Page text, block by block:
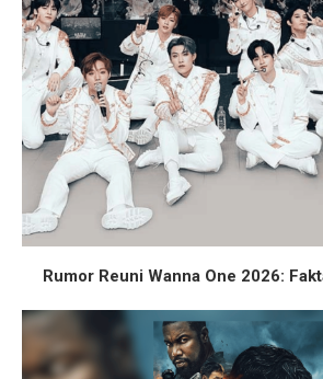
Rumor Reuni Wanna One 2026: